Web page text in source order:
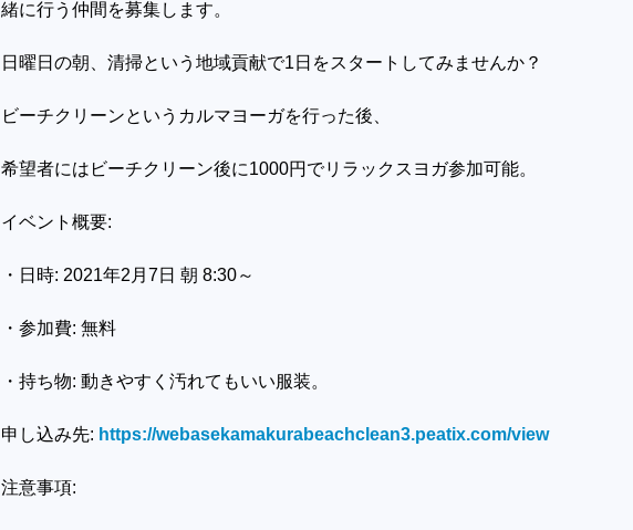
緒に行う仲間を募集します。
日曜日の朝、清掃という地域貢献で1日をスタートしてみませんか？
ビーチクリーンというカルマヨーガを行った後、
希望者にはビーチクリーン後に1000円でリラックスヨガ参加可能。
イベント概要:
・日時: 2021年2月7日 朝 8:30～
・参加費: 無料
・持ち物: 動きやすく汚れてもいい服装。
申し込み先: https://webasekamakurabeachclean3.peatix.com/view
注意事項: